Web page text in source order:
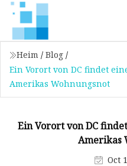
Heim / Blog /
Ein Vorort von DC findet
Amerikas Wohnungsnot
Ein Vorort von DC
Amerikas
Oct